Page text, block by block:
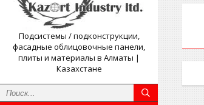
Подсистемы / подконструкции,
фасадные облицовочные панели,
плиты и материалы в Алматы |
Казахстане